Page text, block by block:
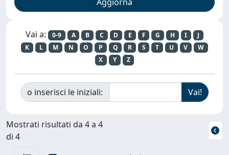
Vai a: 0-9 A B C D E F G H I
J
K
L M N O P Q R S T U V
W
X
Y Z
o inserisci le iniziali:
Mostrati risultati da 4 a 4
di 4